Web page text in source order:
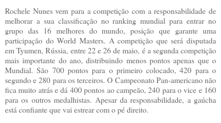
Rochele Nunes vem para a competição com a responsabilidade de
melhorar a sua classificação no ranking mundial para entrar no
grupo das 16 melhores do mundo, posição que garante uma
participação do World Masters. A competição que será disputada
em Tyumen, Rússia, entre 22 e 26 de maio, é a segunda competição
mais importante do ano, distribuindo menos pontos apenas que o
Mundial. São 700 pontos para o primeiro colocado, 420 para o
segundo e 280 para os terceiros. O Campeonato Pan-americano não
fica muito atrás e dá 400 pontos ao campeão, 240 para o vice e 160
para os outros medalhistas. Apesar da responsabilidade, a gaúcha
está confiante que vai estrear com o pé direito.